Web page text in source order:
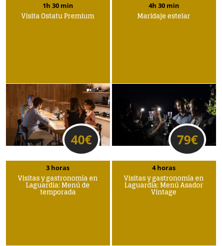
3 horas
Visitas y gastronomía en
Laguardia: Menú de
temporada
4 horas
Visitas y gastronomía en
Laguardia: Menú Asador
Vintage
1h 30 min
Visita Ostatu Premium
40€
4h 30 min
Maridaje estelar
79€